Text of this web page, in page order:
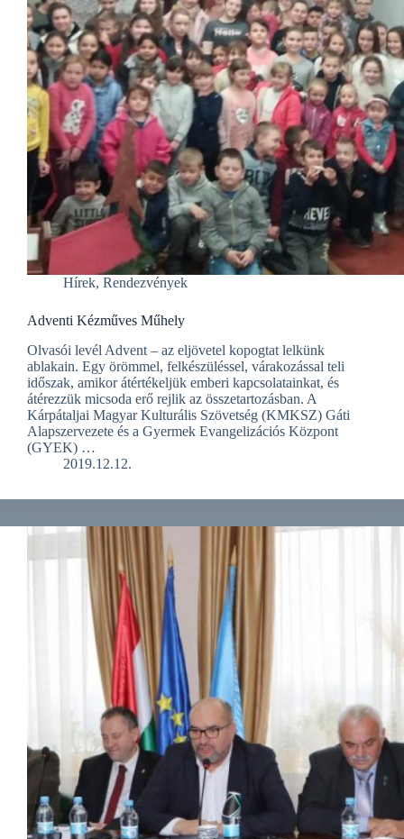
Hírek, Rendezvények
Adventi Kézműves Műhely
Olvasói levél Advent – az eljövetel kopogtat lelkünk
ablakain. Egy örömmel, felkészüléssel, várakozással teli
időszak, amikor átértékeljük emberi kapcsolatainkat, és
átérezzük micsoda erő rejlik az összetartozásban. A
Kárpátaljai Magyar Kulturális Szövetség (KMKSZ) Gáti
Alapszervezete és a Gyermek Evangelizációs Központ
(GYEK) …
2019.12.12.